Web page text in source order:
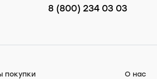
8 (800) 234 03 03
покупки О нас